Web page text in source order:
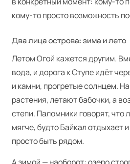
кому-то просто возможность
Два лица острова: зима и лето
Летом Огой кажется другим.
вода, и дорога к Ступе идёт
и камни, прогретые солнцем.
растения, летают бабочки, а
степи. Паломники говорят, что
мягче, будто Байкал отдыхает
просто быть рядом.